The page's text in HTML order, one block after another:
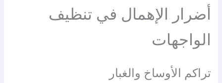
أضرار الإهمال في تنظيف
الواجهات
تراكم الأوساخ والغبار